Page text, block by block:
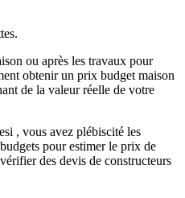
ou après les travaux pour
obtenir un prix budget maison
de la valeur réelle de votre
, vous avez plébiscité les
pour estimer le prix de
des devis de constructeurs